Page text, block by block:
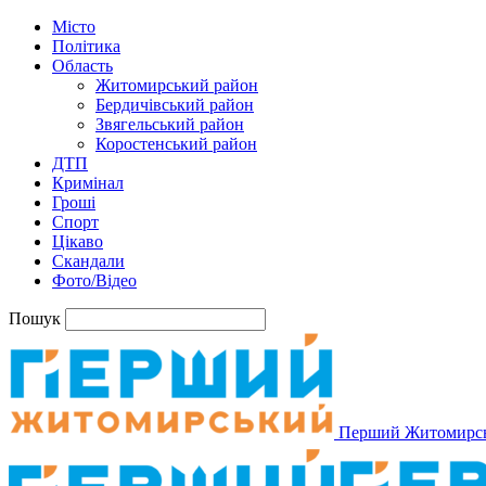
Місто
Політика
Область
Житомирський район
Бердичівський район
Звягельський район
Коростенський район
ДТП
Кримінал
Гроші
Спорт
Цікаво
Скандали
Фото/Відео
Пошук
Перший